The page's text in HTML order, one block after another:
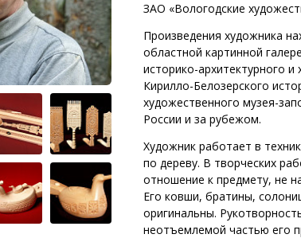
ЗАО «Вологодские
Произведения художника
областной картинной
историко-архитектурного
Кирилло-Белозерского
художественного музея-
России и за рубежом.
Художник работает в
по дереву. В творческих
отношение к предмету, не
Его ковши, братины,
оригинальны.
неотъемлемой частью его